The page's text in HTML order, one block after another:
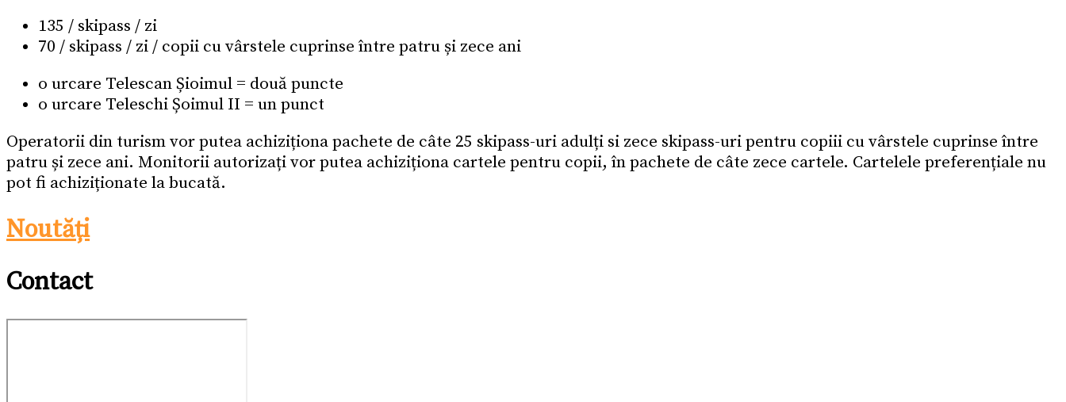
135 / skipass / zi
70 / skipass / zi / copii cu vârstele cuprinse între patru și zece ani
o urcare Telescan Șioimul = două puncte
o urcare Teleschi Șoimul II = un punct
Operatorii din turism vor putea achiziționa pachete de câte 25 skipass-uri adulți si zece skipass-uri pentru copiii cu vârstele cuprinse între
patru și zece ani. Monitorii autorizați vor putea achiziționa cartele pentru copii, în pachete de câte zece cartele. Cartelele preferențiale nu
pot fi achiziționate la bucată.
Noutăți
Contact